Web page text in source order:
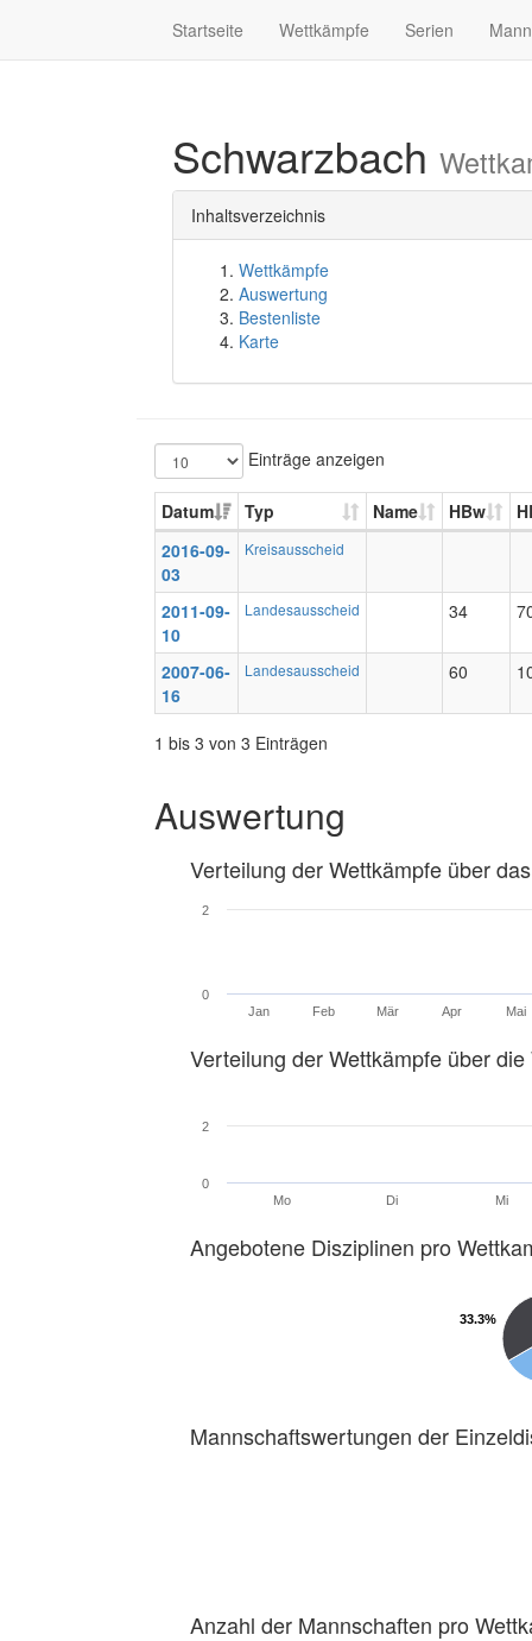
Startseite Wettkämpfe Serien
Schwarzbach
Inhaltsverzeichnis
Wettkämpfe
Auswertung
Bestenliste
Karte
Einträge anzeigen
Datum Typ Name HBw
2016-09-
03
Kreisausscheid
2011-09-
10
Landesausscheid 34
2007-06-
16
Landesausscheid 60
1 bis 3 von 3 Einträgen
Auswertung
Verteilung der Wettkämpfe über
Jan Feb Mär Apr Mai
0
2
Verteilung der Wettkämpfe über die
Mo Di Mi
0
2
Angebotene Disziplinen pro
33.3%
33.3%
Mannschaftswertungen der
Anzahl der Mannschaften pro